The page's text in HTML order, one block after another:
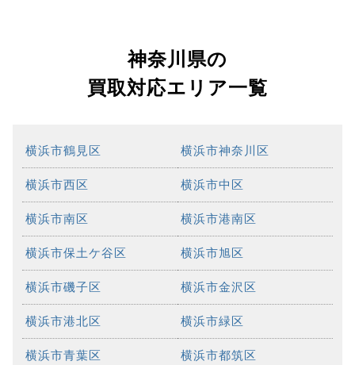
神奈川県の
買取対応エリア一覧
横浜市鶴見区 横浜市神奈川区
横浜市西区 横浜市中区
横浜市南区 横浜市港南区
横浜市保土ケ谷区 横浜市旭区
横浜市磯子区 横浜市金沢区
横浜市港北区 横浜市緑区
横浜市青葉区 横浜市都筑区